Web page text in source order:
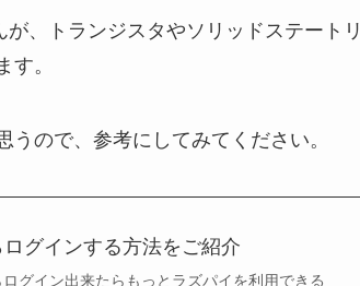
、トランジスタやソリッドステートリ
。
ので、参考にしてみてください。
グインする方法をご紹介
グイン出来たらもっとラズパイを利用できる